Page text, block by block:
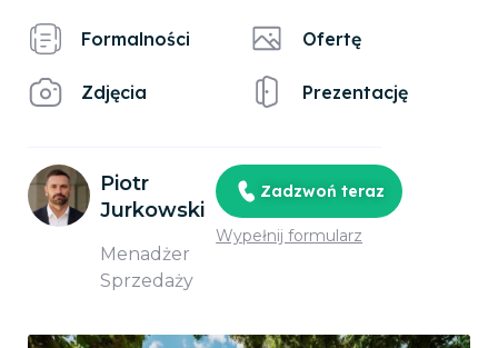
Formalności
Zdjęcia
Ofertę
Prezentację
Piotr
Jurkowski
Menadżer
Sprzedaży
Zadzwoń teraz
Wypełnij formularz